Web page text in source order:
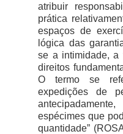
atribuir
prática
espaços de
lógica das
se a intimidade, a
direitos
O termo se
expedições de
espécimes que
quantidade”